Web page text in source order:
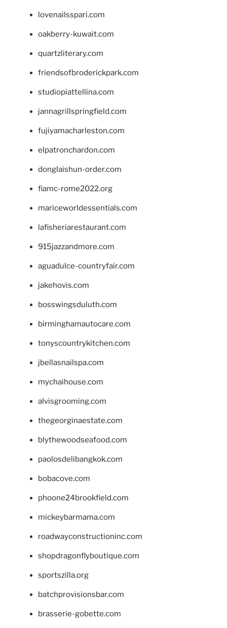
lovenailsspari.com
oakberry-kuwait.com
quartzliterary.com
friendsofbroderickpark.com
studiopiattellina.com
jannagrillspringfield.com
fujiyamacharleston.com
elpatronchardon.com
donglaishun-order.com
fiamc-rome2022.org
mariceworldessentials.com
lafisheriarestaurant.com
915jazzandmore.com
aguadulce-countryfair.com
jakehovis.com
bosswingsduluth.com
birminghamautocare.com
tonyscountrykitchen.com
jbellasnailspa.com
mychaihouse.com
alvisgrooming.com
thegeorginaestate.com
blythewoodseafood.com
paolosdelibangkok.com
bobacove.com
phoone24brookfield.com
mickeybarmama.com
roadwayconstructioninc.com
shopdragonflyboutique.com
sportszilla.org
batchprovisionsbar.com
brasserie-gobette.com